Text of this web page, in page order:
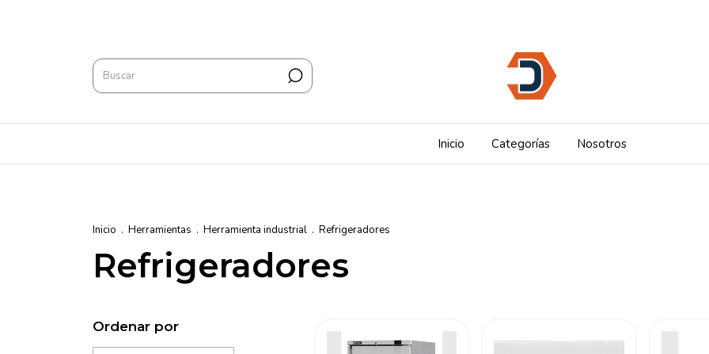
Inicio Categorías Nosotros
Inicio . Herramientas . Herramienta industrial . Refrigeradores
Refrigeradores
Ordenar por